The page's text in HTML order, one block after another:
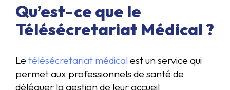
Qu’est-ce que le
Télésécretariat Médical ?
Le télésécretariat médical est un service qui
permet aux professionnels de santé de
déléguer la gestion de leur accueil